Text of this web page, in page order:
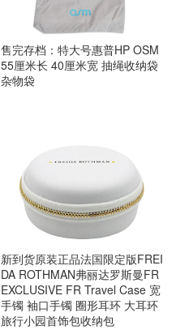
售完存档：特大号惠普HP OSM
55厘米长 40厘米宽 抽绳收纳袋
杂物袋
新到货原装正品法国限定版FREI
DA ROTHMAN弗丽达罗斯曼FR
EXCLUSIVE FR Travel Case 宽
手镯 袖口手镯 圈形耳环 大耳环
旅行小园首饰包收纳包